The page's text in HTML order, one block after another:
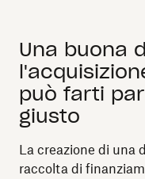
Una buona
può farti
giusto
La creazione di una
raccolta di